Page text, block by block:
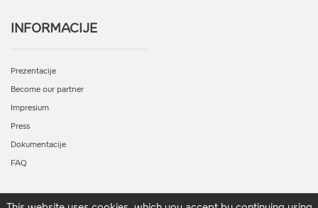
INFORMACIJE
Prezentacije
Become our partner
Impresium
Press
Dokumentacije
FAQ